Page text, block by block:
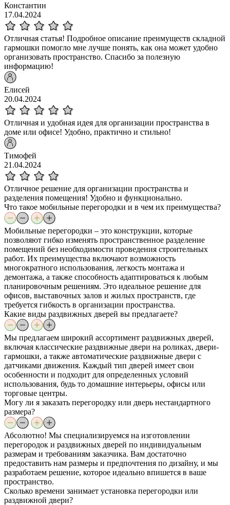
Константин
17.04.2024
Отличная статья! Подробное описание преимуществ складной
гармошки помогло мне лучше понять, как она может удобно
организовать пространство. Спасибо за полезную
информацию!
Елисей
20.04.2024
Отличная и удобная идея для организации пространства в
доме или офисе! Удобно, практично и стильно!
Тимофей
21.04.2024
Отличное решение для организации пространства и
разделения помещения! Удобно и функционально.
Что такое мобильные перегородки и в чем их преимущества?
Мобильные перегородки – это конструкции, которые
позволяют гибко изменять пространственное разделение
помещений без необходимости проведения строительных
работ. Их преимущества включают возможность
многократного использования, легкость монтажа и
демонтажа, а также способность адаптироваться к любым
планировочным решениям. Это идеальное решение для
офисов, выставочных залов и жилых пространств, где
требуется гибкость в организации пространства.
Какие виды раздвижных дверей вы предлагаете?
Мы предлагаем широкий ассортимент раздвижных дверей,
включая классические раздвижные двери на роликах, двери-
гармошки, а также автоматические раздвижные двери с
датчиками движения. Каждый тип дверей имеет свои
особенности и подходит для определенных условий
использования, будь то домашние интерьеры, офисы или
торговые центры.
Могу ли я заказать перегородку или дверь нестандартного
размера?
Абсолютно! Мы специализируемся на изготовлении
перегородок и раздвижных дверей по индивидуальным
размерам и требованиям заказчика. Вам достаточно
предоставить нам размеры и предпочтения по дизайну, и мы
разработаем решение, которое идеально впишется в ваше
пространство.
Сколько времени занимает установка перегородки или
раздвижной двери?